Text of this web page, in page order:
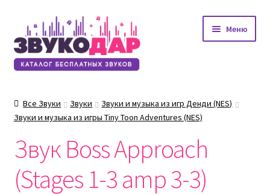
Перейти
к
навигации
Перейти
к
содержимому
Меню
Все Звуки Звуки
Звуки и музыка из игр Денди (NES)
Звуки и музыка из игры Tiny Toon Adventures (NES)
Звук Boss Approach
(Stages 1-3 amp 3-3)